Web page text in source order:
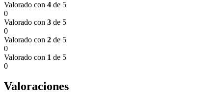
Valorado con 4 de 5
0
Valorado con 3 de 5
0
Valorado con 2 de 5
0
Valorado con 1 de 5
0
Valoraciones